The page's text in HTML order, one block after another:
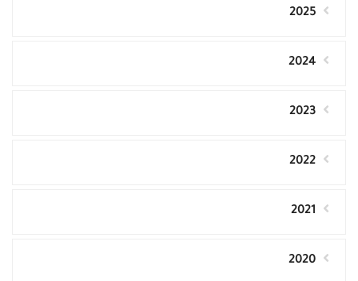
2025
2024
2023
2022
2021
2020